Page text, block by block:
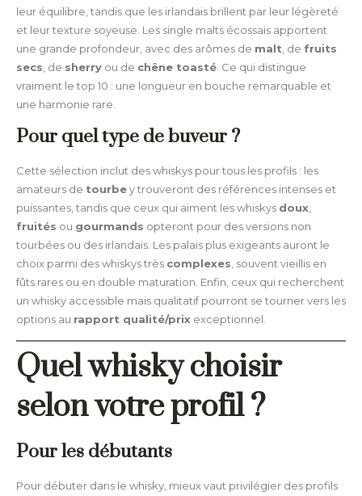
leur équilibre, tandis que les irlandais brillent par leur légèreté
et leur texture soyeuse. Les single malts écossais apportent
une grande profondeur, avec des arômes de malt , de fruits
secs , de sherry ou de chêne toasté . Ce qui distingue
vraiment le top 10 : une longueur en bouche remarquable et
une harmonie rare.
Pour quel type de buveur ?
Cette sélection inclut des whiskys pour tous les profils : les
amateurs de tourbey trouveront des références intenses et
puissantes, tandis que ceux qui aiment les whiskys doux
fruités ou gourmands opteront pour des versions non
tourbées ou des irlandais. Les palais plus exigeants auront le
choix parmi des whiskys très complexes , souvent vieillis en
fûts rares ou en double maturation. Enfin, ceux qui recherchent
un whisky accessible mais qualitatif pourront se tourner vers les
options au rapport qualité/prix exceptionnel.
Quel whisky choisir
selon votre profil ?
Pour les débutants
Pour débuter dans le whisky, mieux vaut privilégier des profils